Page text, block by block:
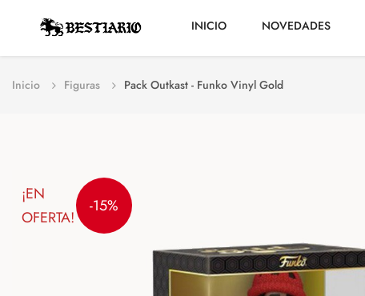
INICIO NOVEDADES
Inicio Figuras Pack Outkast - Funko Vinyl Gold
¡EN
OFERTA!
-15%